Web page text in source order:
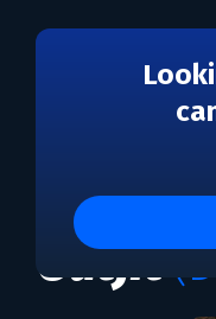
City of
Outfit